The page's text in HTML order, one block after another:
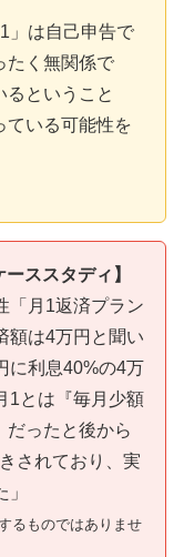
」は自己申告で
たく無関係で
るということ
ている可能性を
ススタディ】
「月1返済プラン
額は4万円と聞い
に利息40%の4万
1とは『毎月少額
だったと後から
されており、実
るものではありませ